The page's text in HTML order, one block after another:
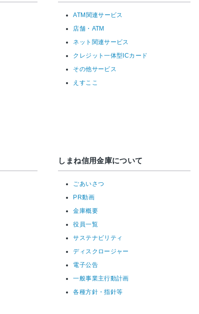
ATM関連サービス
店舗・ATM
ネット関連サービス
クレジット一体型ICカード
その他サービス
えすここ
しまね信用金庫について
ごあいさつ
PR動画
金庫概要
役員一覧
サステナビリティ
ディスクロージャー
電子公告
一般事業主行動計画
各種方針・指針等